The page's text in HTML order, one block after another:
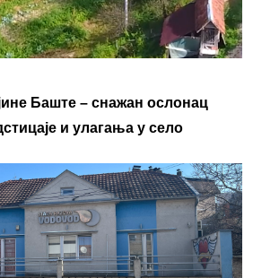
Баште – снажан ослонац
и улагања у село